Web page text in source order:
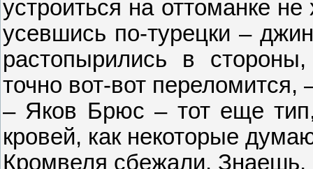
устроиться на оттоманке
усевшись по-турецки –
растопырились в
точно вот-вот переломится,
– Яков Брюс – тот еще
кровей, как некоторые
Кромвеля сбежали. Знаешь,